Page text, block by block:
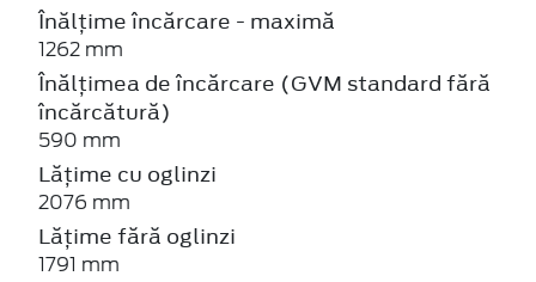
Înălțime încărcare - maximă
1262 mm
Înălțimea de încărcare (GVM standard fără
încărcătură)
590 mm
Lățime cu oglinzi
2076 mm
Lățime fără oglinzi
1791 mm